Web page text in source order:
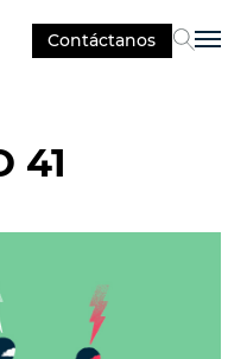
Contáctanos
41